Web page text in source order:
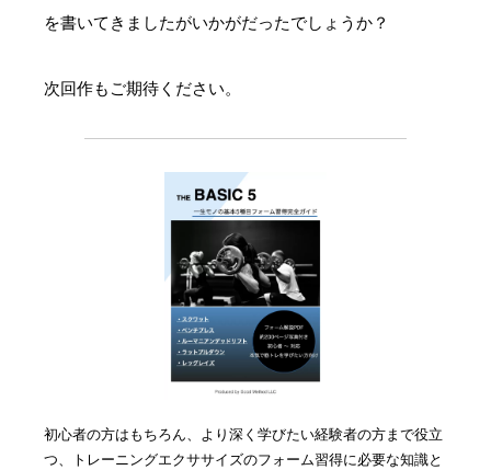
を書いてきましたがいかがだったでしょうか？
次回作もご期待ください。
初心者の方はもちろん、より深く学びたい経験者の方まで役立
つ、トレーニングエクササイズのフォーム習得に必要な知識と